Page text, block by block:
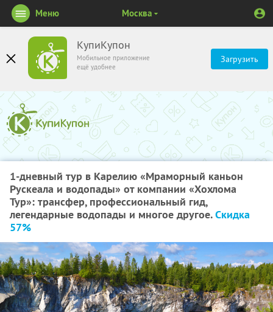
КупиКупон
Мобильное приложение
ещё удобнее
Загрузить
Меню Москва
1-дневный тур в Карелию «Мраморный каньон
Рускеала и водопады» от компании «Хохлома
Тур»: трансфер, профессиональный гид,
легендарные водопады и многое другое.Скидка
57%